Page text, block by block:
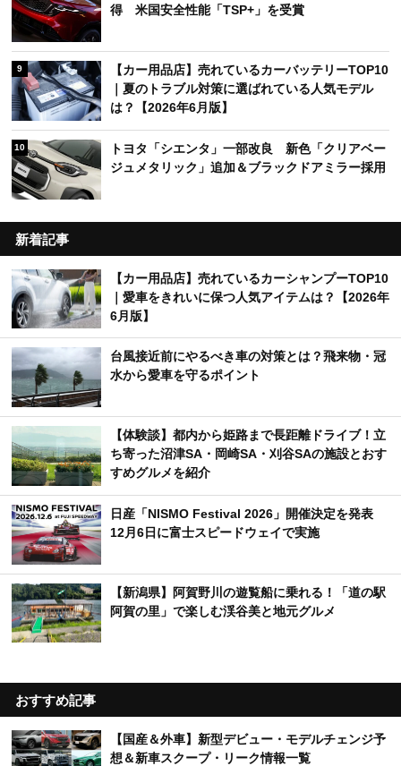
得 米国安全性能「TSP+」を受賞
9
【カー用品店】売れているカーバッテリーTOP10
｜夏のトラブル対策に選ばれている人気モデル
は？【2026年6月版】
10
トヨタ「シエンタ」一部改良 新色「クリアベー
ジュメタリック」追加＆ブラックドアミラー採用
新着記事
【カー用品店】売れているカーシャンプーTOP10
｜愛車をきれいに保つ人気アイテムは？【2026年
6月版】
台風接近前にやるべき車の対策とは？飛来物・冠
水から愛車を守るポイント
【体験談】都内から姫路まで長距離ドライブ！立
ち寄った沼津SA・岡崎SA・刈谷SAの施設とおす
すめグルメを紹介
日産「NISMO Festival 2026」開催決定を発表
12月6日に富士スピードウェイで実施
【新潟県】阿賀野川の遊覧船に乗れる！「道の駅
阿賀の里」で楽しむ渓谷美と地元グルメ
おすすめ記事
【国産＆外車】新型デビュー・モデルチェンジ予
想＆新車スクープ・リーク情報一覧